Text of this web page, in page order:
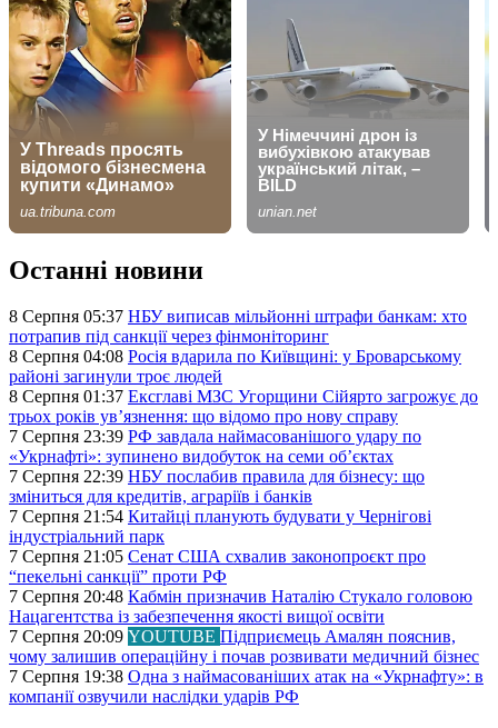
Останні новини
8 Серпня 05:37 НБУ виписав мільйонні штрафи банкам: хто
потрапив під санкції через фінмоніторинг
8 Серпня 04:08 Росія вдарила по Київщині: у Броварському
районі загинули троє людей
8 Серпня 01:37 Ексглаві МЗС Угорщини Сійярто загрожує до
трьох років ув’язнення: що відомо про нову справу
7 Серпня 23:39 РФ завдала наймасованішого удару по
«Укрнафті»: зупинено видобуток на семи об’єктах
7 Серпня 22:39 НБУ послабив правила для бізнесу: що
зміниться для кредитів, аграріїв і банків
7 Серпня 21:54 Китайці планують будувати у Чернігові
індустріальний парк
7 Серпня 21:05 Сенат США схвалив законопроєкт про
“пекельні санкції” проти РФ
7 Серпня 20:48 Кабмін призначив Наталію Стукало головою
Нацагентства із забезпечення якості вищої освіти
7 Серпня 20:09 YOUTUBE Підприємець Амалян пояснив,
чому залишив операційну і почав розвивати медичний бізнес
7 Серпня 19:38 Одна з наймасованіших атак на «Укрнафту»: в
компанії озвучили наслідки ударів РФ